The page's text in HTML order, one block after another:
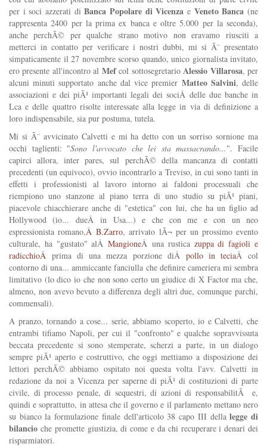
per i soci azzerati di Banca Popolare di Vicenza e Veneto Banca(ne
rappresenta 2400 per la prima ex banca e oltre 5.000 per la seconda),
anche perchÃ© per qualche strano motivo non eravamo riusciti a
metterci in contatto per verificare i nostri dubbi, mi si Ã¨ presentato
simpaticamente il 27 novembre scorso quando, unico giornalista invitato,
ero presente all'incontro al Mefcol sottosegretarioAlessio Villarosa, per
alcuni minuti supportato anche dal vice premier Matteo Salvini, delle
associazioni e dei piÃ¹ importanti legali dei sociÂ delle due banche in
Lca e delle quattro risolte interessate alla legge in via di definizione a
loro indispensabile, sia pur postuma, tutela.
Mi si Ã¨ avvicinato Calvetti e mi ha detto con un sorriso sornione ma
occhi taglienti: "Sono l'avvocato che lei sta massacrando...". Facile
capirci allora, inter pares, sul perchÃ© della mancanza di contatti
precedenti (un equivoco), ovvio incontrarlo a Treviso, in cui sono tanti in
effetti i professionisti al lavoro intorno ai faldoni processuali che
riempiono uno stanzone al piano terra di uno studio su piÃ¹ piani,
piacevole chiacchierare anche di "estetica" con lui, che ha un figlio ad
Hollywood (io... dueÂ in Usa...) e che con me e con un neo
espressionista romano,Â B.Zarro, arrivato lÃ¬ per un prossimo evento
culturale, ha "gustato" alÂMangioneÂ una rusticazuppa di fagioli e
radicchioÂprima di una mezza porzione diÂ pollo in teciaÂ col
contorno di una... ammiccante fanciulla che definire cameriera mi sembra
limitativo (lo dico io che non sono certo un giudice di X Factor ma che,
almeno, non avevo bevuto a differenza degli altri due, comunque parchi,
commensali).
A pranzo, tornando a cose... serie, abbiamo scoperto, io e Calvetti, che
entrambi tifiamo Napoli, per cui il "confronto" e qualche sopravvissuta
beccata precedente si sono stemperate, scherzi a parte, in un dialogo
sempre piÃ¹ aperto e costruttivo, che oggi mettiamo a disposizione dei
lettori perchÃ© abbiamo ospitato noi questa volta l'avv. Calvetti in
redazione da noi a Vicenza per saperne di piÃ¹ di costituzioni di parte
civile, di processo penale, di sequestri, di azioni di responsabilitÃ e,
quindi e soprattutto, in attesa che il governo e il parlamento mettano nero
su bianco la formulazione finale dell'articolo 38 capo III dellalegge di
bilancio che promette giustizia, di come e da chi recuperare i denari dei
risparmiatori.